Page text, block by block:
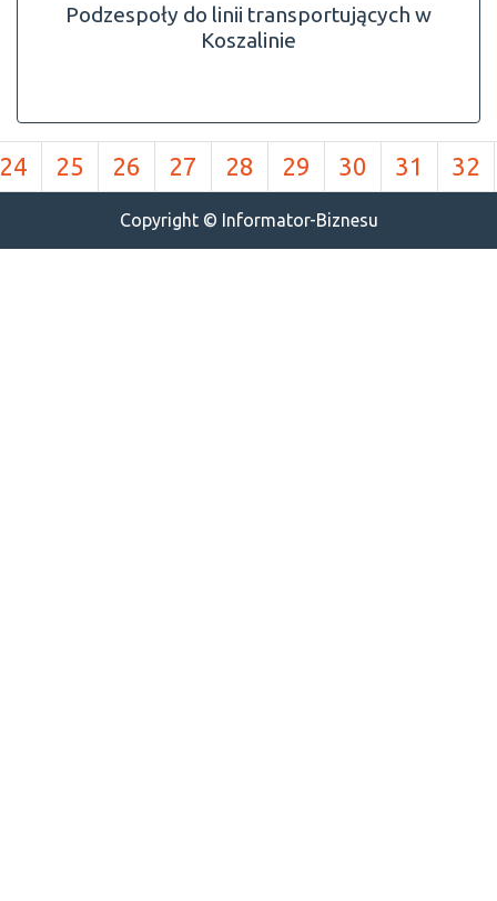
Podzespoły do linii transportujących w
Koszalinie
24 25 26 27 28 29 30 31 32
Copyright © Informator-Biznesu